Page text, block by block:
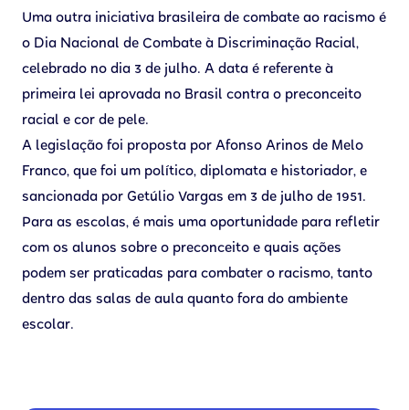
Uma outra iniciativa brasileira de combate ao racismo é
o Dia Nacional de Combate à Discriminação Racial,
celebrado no dia 3 de julho. A data é referente à
primeira lei aprovada no Brasil contra o preconceito
racial e cor de pele.
A legislação foi proposta por Afonso Arinos de Melo
Franco, que foi um político, diplomata e historiador, e
sancionada por Getúlio Vargas em 3 de julho de 1951.
Para as escolas, é mais uma oportunidade para refletir
com os alunos sobre o preconceito e quais ações
podem ser praticadas para combater o racismo, tanto
dentro das salas de aula quanto fora do ambiente
escolar.